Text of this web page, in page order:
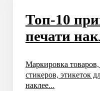
Топ-10
печати
Маркировка
стикеров, этикеток
наклее...